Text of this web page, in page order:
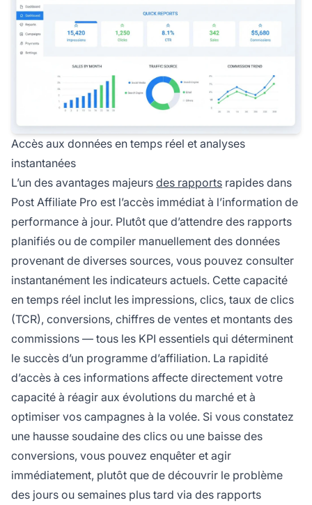
Accès aux données en temps réel et analyses
instantanées
L’un des avantages majeurs des rapports rapides dans
Post Affiliate Pro est l’accès immédiat à l’information de
performance à jour. Plutôt que d’attendre des rapports
planifiés ou de compiler manuellement des données
provenant de diverses sources, vous pouvez consulter
instantanément les indicateurs actuels. Cette capacité
en temps réel inclut les impressions, clics, taux de clics
(TCR), conversions, chiffres de ventes et montants des
commissions — tous les KPI essentiels qui déterminent
le succès d’un programme d’affiliation. La rapidité
d’accès à ces informations affecte directement votre
capacité à réagir aux évolutions du marché et à
optimiser vos campagnes à la volée. Si vous constatez
une hausse soudaine des clics ou une baisse des
conversions, vous pouvez enquêter et agir
immédiatement, plutôt que de découvrir le problème
des jours ou semaines plus tard via des rapports